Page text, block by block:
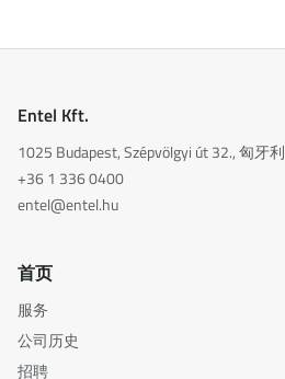
Entel Kft.
1025 Budapest, Szépvölgyi út 32., 匈牙利
+36 1 336 0400
entel@entel.hu
首页
服务
公司历史
招聘